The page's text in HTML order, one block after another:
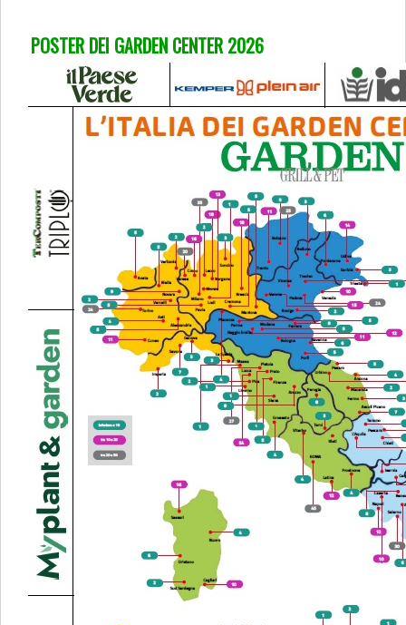
POSTER DEI GARDEN CENTER 2026